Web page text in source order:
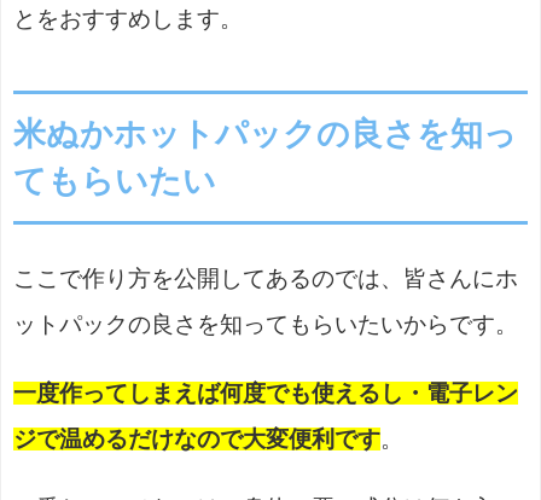
とをおすすめします。
米ぬかホットパックの良さを知っ
てもらいたい
ここで作り方を公開してあるのでは、皆さんにホ
ットパックの良さを知ってもらいたいからです。
一度作ってしまえば何度でも使えるし・電子レン
ジで温めるだけなので大変便利です。